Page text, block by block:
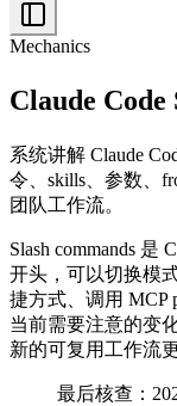
Mechanics
Claude Code
系统讲解 Claude
令、skills、参数、
团队工作流。
Slash commands 是
开头，可以切换模
捷方式、调用 MCP
当前需要注意的变
新的可复用工作流
最后核查：